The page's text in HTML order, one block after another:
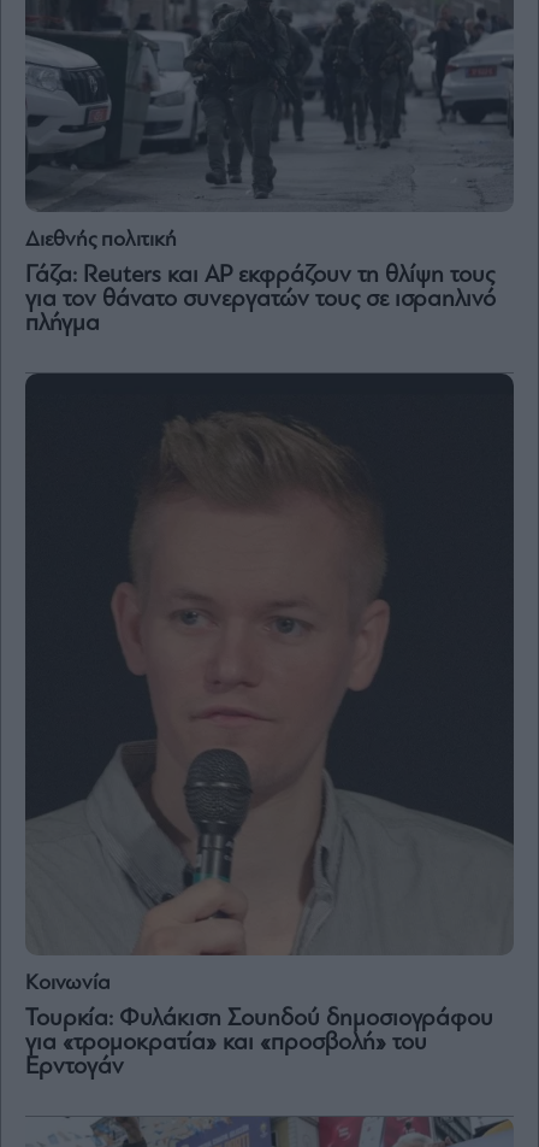
of
Service
apply.
Διεθνής πολιτική
Γάζα: Reuters και AP εκφράζουν τη θλίψη τους
για τον θάνατο συνεργατών τους σε ισραηλινό
πλήγμα
Κοινωνία
Τουρκία: Φυλάκιση Σουηδού δημοσιογράφου
για «τρομοκρατία» και «προσβολή» του
Ερντογάν